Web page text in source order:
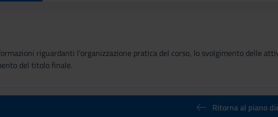
riguardanti l'organizzazione pratica del corso, lo svolgimento delle
del titolo finale.
Ritorna al piano